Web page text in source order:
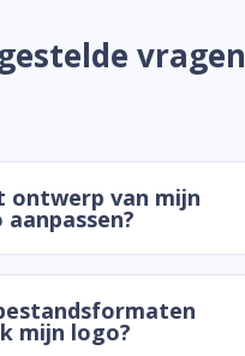
vragen
ontwerp van mijn
mijn logo?